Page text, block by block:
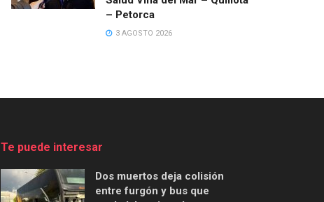
– Petorca
3 AGOSTO 2026
Te puede interesar
Dos muertos deja colisión
entre furgón y bus que